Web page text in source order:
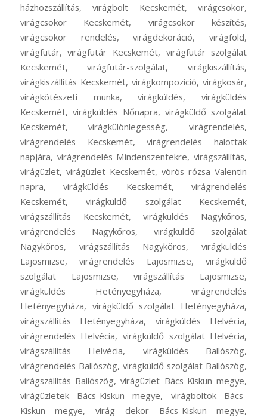
házhozszállítás, virágbolt Kecskemét, virágcsokor,
virágcsokor Kecskemét, virágcsokor készítés,
virágcsokor rendelés, virágdekoráció, virágföld,
virágfutár, virágfutár Kecskemét, virágfutár szolgálat
Kecskemét, virágfutár-szolgálat, virágkiszállítás,
virágkiszállítás Kecskemét, virágkompozíció, virágkosár,
virágkötészeti munka, virágküldés, virágküldés
Kecskemét, virágküldés Nőnapra, virágküldő szolgálat
Kecskemét, virágkülönlegesség, virágrendelés,
virágrendelés Kecskemét, virágrendelés halottak
napjára, virágrendelés Mindenszentekre, virágszállítás,
virágüzlet, virágüzlet Kecskemét, vörös rózsa Valentin
napra, virágküldés Kecskemét, virágrendelés
Kecskemét, virágküldő szolgálat Kecskemét,
virágszállítás Kecskemét, virágküldés Nagykőrös,
virágrendelés Nagykőrös, virágküldő szolgálat
Nagykőrös, virágszállítás Nagykőrös, virágküldés
Lajosmizse, virágrendelés Lajosmizse, virágküldő
szolgálat Lajosmizse, virágszállítás Lajosmizse,
virágküldés Hetényegyháza, virágrendelés
Hetényegyháza, virágküldő szolgálat Hetényegyháza,
virágszállítás Hetényegyháza, virágküldés Helvécia,
virágrendelés Helvécia, virágküldő szolgálat Helvécia,
virágszállítás Helvécia, virágküldés Ballószög,
virágrendelés Ballószög, virágküldő szolgálat Ballószög,
virágszállítás Ballószög, virágüzlet Bács-Kiskun megye,
virágüzletek Bács-Kiskun megye, virágboltok Bács-
Kiskun megye, virág dekor Bács-Kiskun megye,